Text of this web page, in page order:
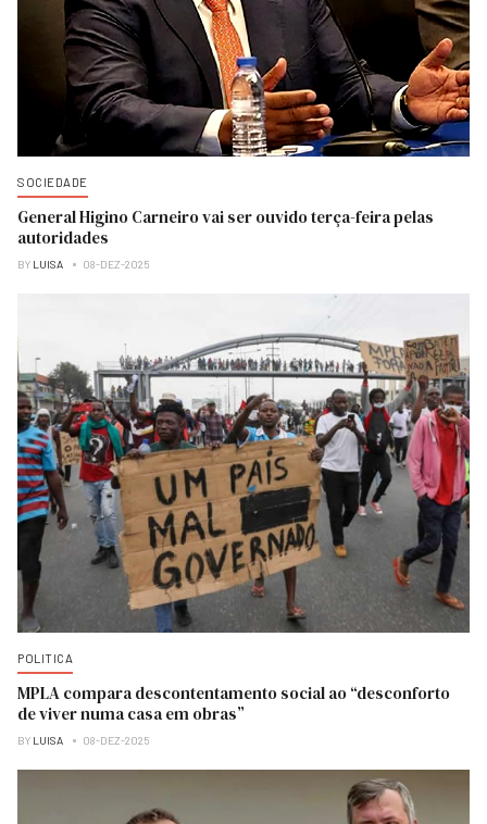
SOCIEDADE
General Higino Carneiro vai ser ouvido terça-feira pelas
autoridades
BY LUISA 08-DEZ-2025
POLITICA
MPLA compara descontentamento social ao “desconforto
de viver numa casa em obras”
BY LUISA 08-DEZ-2025